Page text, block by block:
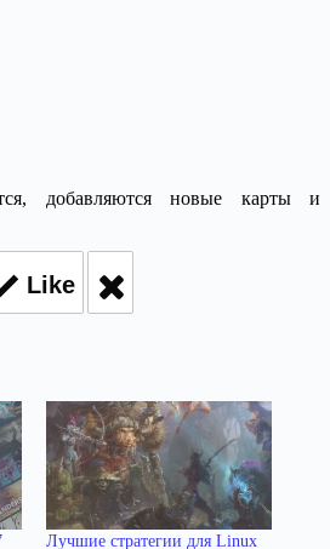
добавляются новые карты и
Like
Лучшие стратегии для Linux